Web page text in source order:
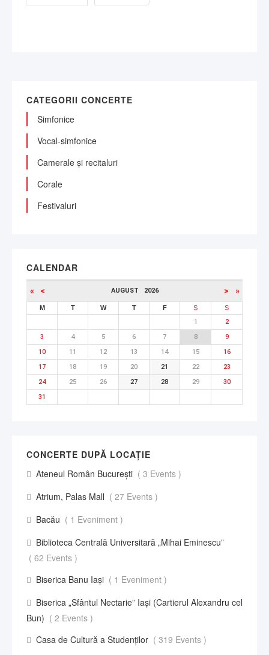
CATEGORII CONCERTE
Simfonice
Vocal-simfonice
Camerale și recitaluri
Corale
Festivaluri
CALENDAR
« < AUGUST 2026 > »
M T W T F S S
1
2
3
4 5 6 7 8
9
10
11 12 13 14 15
16
17
18 19 20 21 22
23
24
25 26 27 28 29
30
31
CONCERTE DUPĂ LOCAȚIE
Ateneul Român București ( 3 Events )
Atrium, Palas Mall ( 27 Events )
Bacău ( 1 Eveniment )
Biblioteca Centrală Universitară „Mihai Eminescu”
( 62 Events )
Biserica Banu Iași ( 1 Eveniment )
Biserica „Sfântul Nectarie” Iaşi (Cartierul Alexandru cel
Bun) ( 2 Events )
Casa de Cultură a Studenților ( 319 Events )